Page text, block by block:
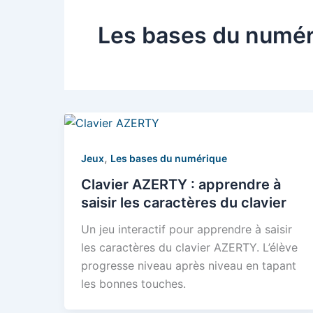
Les bases du
Jeux, Les bases du numérique
Clavier AZERTY : apprendre à
saisir les caractères du clavier
Un jeu interactif pour apprendre à saisir
les caractères du clavier AZERTY. L’élève
progresse niveau après niveau en tapant
les bonnes touches.